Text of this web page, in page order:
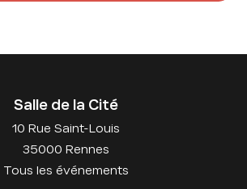
Salle de la Cité
10 Rue Saint-Louis
35000 Rennes
Tous les événements